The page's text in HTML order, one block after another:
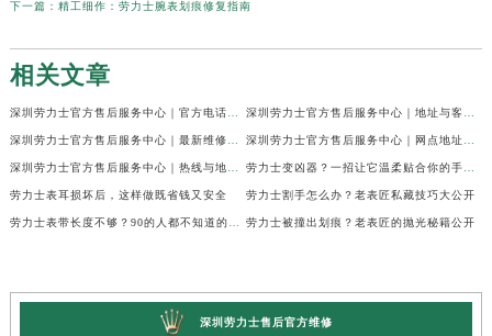
下一篇： 精工细作：劳力士腕表划痕修复指南
相关文章
劳力士表耳损坏后，这样做既省钱又安全 劳力士割手怎么办？老表匠私藏技巧大公开
劳力士被撞出划痕？老表匠的抛光秘籍公开
深圳劳力士售后官方维修